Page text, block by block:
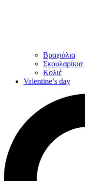
Βραχιόλια
Σκουλαρίκια
Κολιέ
Valentine’s day